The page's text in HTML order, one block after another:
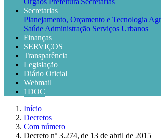
Órgãos Prefeitura Secretarias
Secretarias
Planejamento, Orçamento e Tecnologia
Saúde Administração Serviços Urbanos
Finanças
SERVIÇOS
Transparência
Legislação
Diário Oficial
Webmail
1DOC
Início
Decretos
Com número
Decreto nº 3.274, de 13 de abril de 2015